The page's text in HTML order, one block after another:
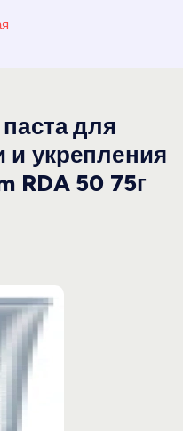
для
и укрепления
RDA 50 75г